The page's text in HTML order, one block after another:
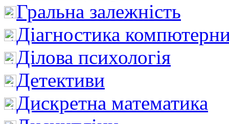
Гральна залежність
Діагностика
Ділова психологія
Детективи
Дискретна математика